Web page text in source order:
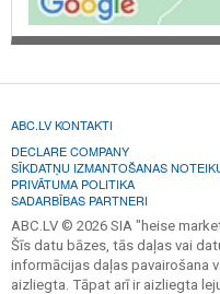
ABC.LV KONTAKTI
DECLARE COMPANY
SĪKDATŅU IZMANTOŠANAS
PRIVĀTUMA POLITIKA
SADARBĪBAS PARTNERI
ABC.LV © 2026 SIA "heise
Šīs datu bāzes, tās daļas vai
informācijas daļas pavairošana
aizliegta. Tāpat arī ir aizliegta